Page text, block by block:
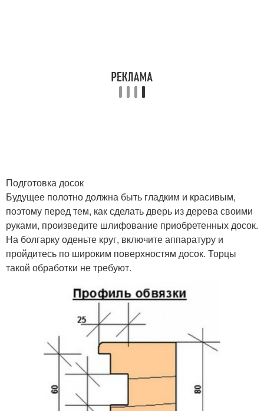
Подготовка досок
Будущее полотно должна быть гладким и красивым,
поэтому перед тем, как сделать дверь из дерева своими
руками, произведите шлифование приобретенных досок.
На болгарку оденьте круг, включите аппаратуру и
пройдитесь по широким поверхностям досок. Торцы
такой обработки не требуют.